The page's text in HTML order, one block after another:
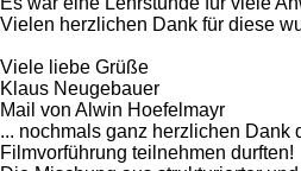
Vielen herzlichen Dank für diese
Viele liebe Grüße
Klaus Neugebauer
Mail von Alwin Hoefelmayr
... nochmals ganz herzlichen Dank
Filmvorführung teilnehmen durften!